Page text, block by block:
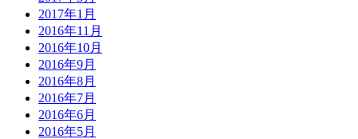
2017年1月
2016年11月
2016年10月
2016年9月
2016年8月
2016年7月
2016年6月
2016年5月